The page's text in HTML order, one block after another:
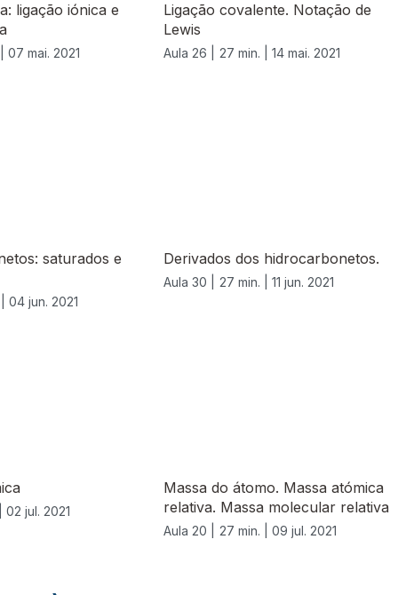
ligação iónica e
07 mai. 2021
Ligação covalente. Notação de
Lewis
Aula 26 | 27 min. | 14 mai. 2021
saturados e
04 jun. 2021
Derivados dos hidrocarbonetos.
Aula 30 | 27 min. | 11 jun. 2021
02 jul. 2021
Massa do átomo. Massa atómica
relativa. Massa molecular relativa
Aula 20 | 27 min. | 09 jul. 2021